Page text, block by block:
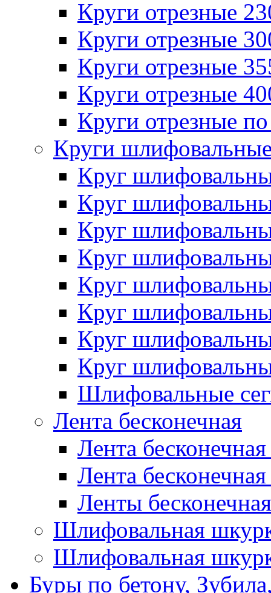
Круги отрезные
Круги отрезные
Круги отрезные
Круги отрезные
Круги отрезные
Круги
Круг
Круг
Круг
Круг
Круг
Круг
Круг
Круг
Шлифовальные
Лента бесконечная
Лента
Лента
Ленты
Шлифовальная
Шлифовальная
Буры по бетону,